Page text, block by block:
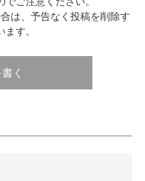
#キーワ #キー
は、予告なく投稿を削除す
す。
く